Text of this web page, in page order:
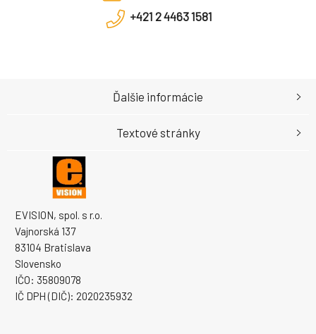
+421 2 4463 1581
EVISION, spol. s r.o.
Vajnorská 137
83104 Bratislava
Slovensko
IČO: 35809078
IČ DPH (DIČ): 2020235932
Ďalšie informácie
Textové stránky